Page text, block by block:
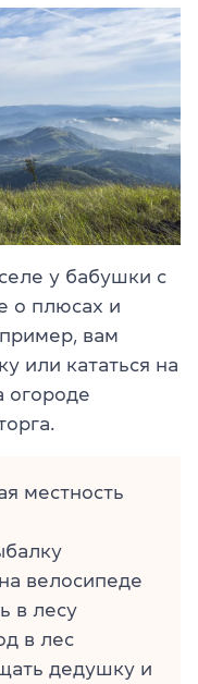
у бабушки с
о плюсах и
вам
или кататься на
огороде
местность
велосипеде
в лесу
в лес
дедушку и